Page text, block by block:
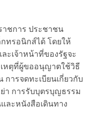
าชการ ประชาชน
กทรอนิกส์ได้ โดยให้
ะเจ้าหน้าที่ของรัฐจะ
เหตุที่ผู้ขออนุญาตใช้วิธี
การจดทะเบียนเกี่ยวกับ
า การรับบุตรบุญธรรม
ละหนังสือเดินทาง